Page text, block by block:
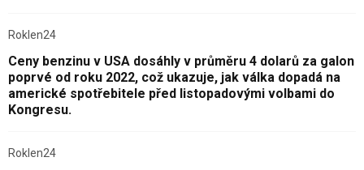
Roklen24
Ceny benzinu v USA dosáhly v průměru 4 dolarů za galon
poprvé od roku 2022, což ukazuje, jak válka dopadá na
americké spotřebitele před listopadovými volbami do
Kongresu.
Roklen24